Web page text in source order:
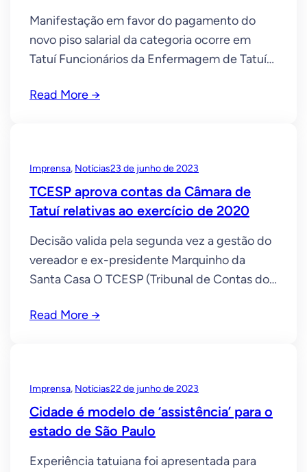
Manifestação em favor do pagamento do
novo piso salarial da categoria ocorre em
Tatuí Funcionários da Enfermagem de Tatuí
junho, exigindo a aplicação do Piso Nacional
órgãos da Saúde municipal, reuniram-se
Read More →
Imprensa, Notícias23 de junho de 2023
TCESP aprova contas da Câmara de
Tatuí relativas ao exercício de 2020
Decisão valida pela segunda vez a gestão do
vereador e ex-presidente Marquinho da
Santa Casa O TCESP (Tribunal de Contas do
terça-feira, 21, as contas da Câmara
Read More →
Imprensa, Notícias22 de junho de 2023
Cidade é modelo de ‘assistência’ para o
estado de São Paulo
Experiência tatuiana foi apresentada para